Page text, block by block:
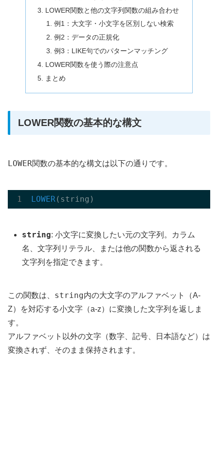
LOWER関数と他の文字列関数の組み合わせ
例1：大文字・小文字を区別しない検索
例2：データの正規化
例3：LIKE句でのパターンマッチング
LOWER関数を使う際の注意点
まとめ
LOWER関数の基本的な構文
LOWER関数の基本的な構文は以下の通りです。
LOWER(string)
string: 小文字に変換したい元の文字列。カラム
名、文字列リテラル、または他の関数から返される
文字列を指定できます。
この関数は、 string内の大文字のアルファベット（A-
Z）を対応する小文字（a-z）に変換した文字列を返しま
す。
アルファベット以外の文字（数字、記号、日本語など）は
変換されず、そのまま保持されます。